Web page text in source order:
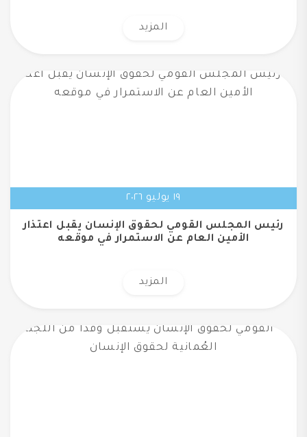
المزيد
١٩ يوليو ٢٠٢٦
رئيس المجلس القومي لحقوق الإنسان يقبل اعتذار
الأمين العام عن الاستمرار في موقعه
المزيد